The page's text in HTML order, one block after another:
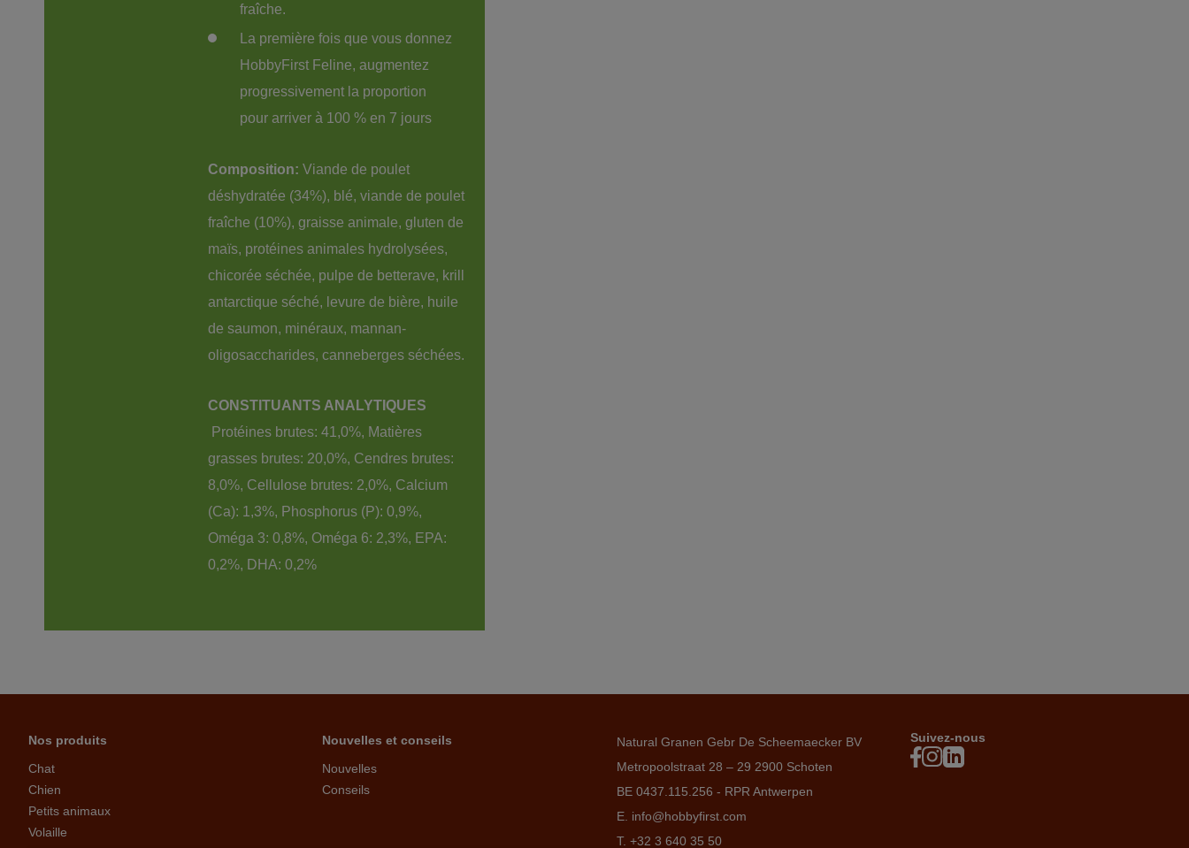
fraîche.
La première fois que vous donnez
HobbyFirst Feline, augmentez
progressivement la proportion
pour arriver à 100 % en 7 jours
Composition: Viande de poulet
déshydratée (34%), blé, viande de poulet
fraîche (10%), graisse animale, gluten de
maïs, protéines animales hydrolysées,
chicorée séchée, pulpe de betterave, krill
antarctique séché, levure de bière, huile
de saumon, minéraux, mannan-
oligosaccharides, canneberges séchées.
CONSTITUANTS ANALYTIQUES
Protéines brutes: 41,0%, Matières
grasses brutes: 20,0%, Cendres brutes:
8,0%, Cellulose brutes: 2,0%, Calcium
(Ca): 1,3%, Phosphorus (P): 0,9%,
Oméga 3: 0,8%, Oméga 6: 2,3%, EPA:
0,2%, DHA: 0,2%
Nos produits
Chat
Chien
Petits animaux
Volaille
Nouvelles et conseils
Nouvelles
Conseils
Natural Granen Gebr De Scheemaecker BV
Metropoolstraat 28 – 29 2900 Schoten
BE 0437.115.256 - RPR Antwerpen
E. info@hobbyfirst.com
T. +32 3 640 35 50
Suivez-nous